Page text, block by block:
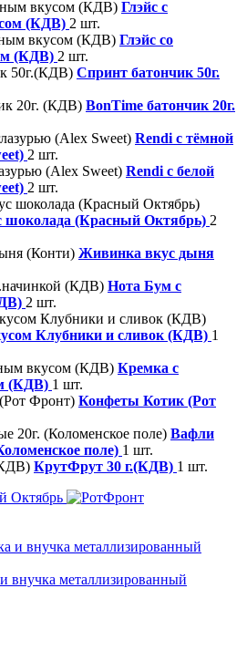
Глэйс с
(КДВ) 2 шт.
Глэйс со
(КДВ) 2 шт.
Спринт батончик 50г.
BonTime батончик 20г.
Rendi с тёмной
2 шт.
Rendi с белой
2 шт.
шоколада (Красный Октябрь) 2
Живинка вкус дыня
Нота Бум с
2 шт.
Клубники и сливок (КДВ) 1
Кремка с
(КДВ) 1 шт.
Конфеты Котик (Рот
Вафли
поле) 1 шт.
КрутФрут 30 г.(КДВ) 1 шт.
металлизированный